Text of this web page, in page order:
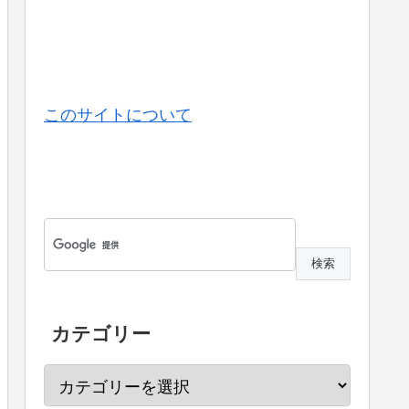
このサイトについて
カテゴリー